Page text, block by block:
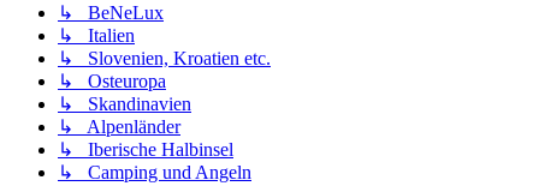
↳ BeNeLux
↳ Italien
↳ Slovenien, Kroatien etc.
↳ Osteuropa
↳ Skandinavien
↳ Alpenländer
↳ Iberische Halbinsel
↳ Camping und Angeln